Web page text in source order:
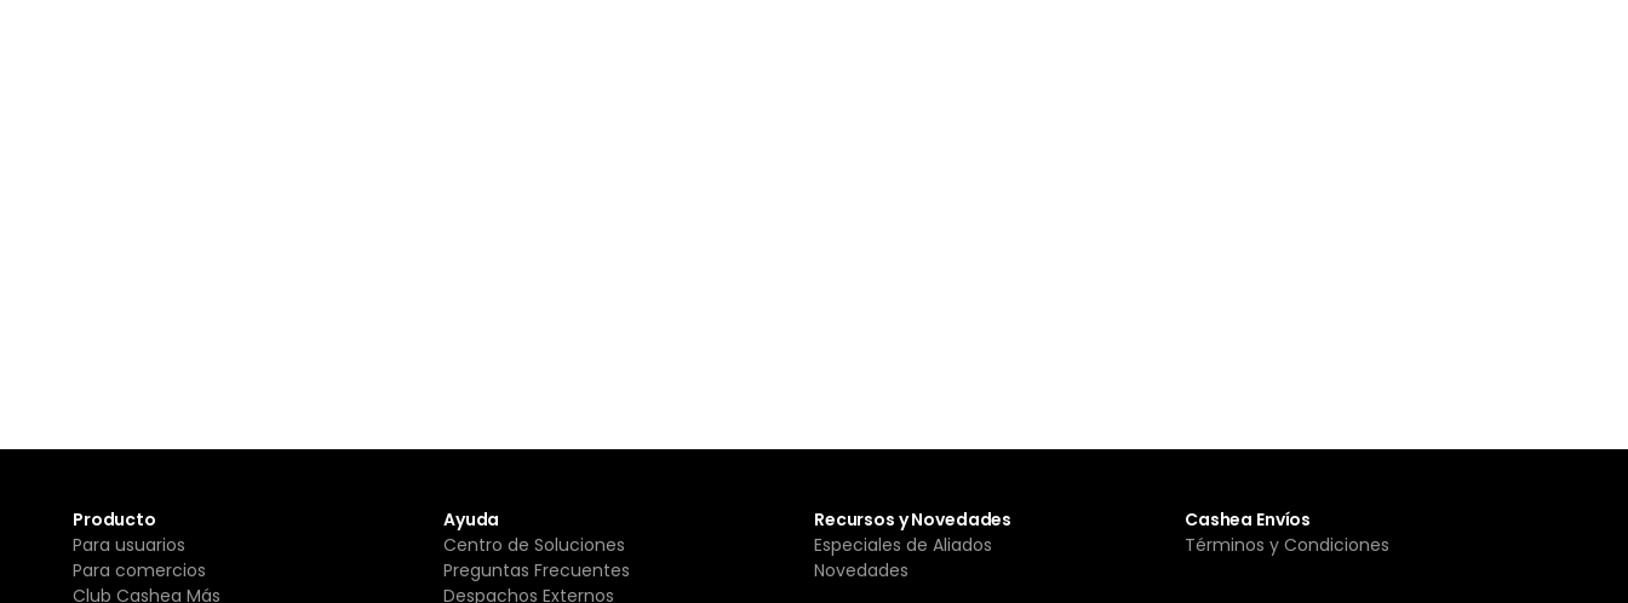
Producto
Para usuarios
Para comercios
Club Cashea Más
Ayuda
Centro de Soluciones
Preguntas Frecuentes
Despachos Externos
Recursos y Novedades
Especiales de Aliados
Novedades
Cashea Envíos
Términos y Condiciones